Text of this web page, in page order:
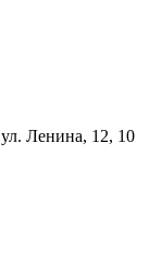
ул. Ленина, 12, 10